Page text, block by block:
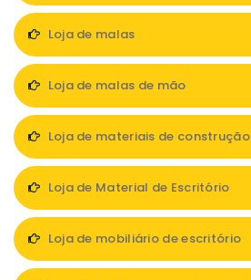
Loja de malas
Loja de malas de mão
Loja de materiais de construção
Loja de Material de Escritório
Loja de mobiliário de escritório